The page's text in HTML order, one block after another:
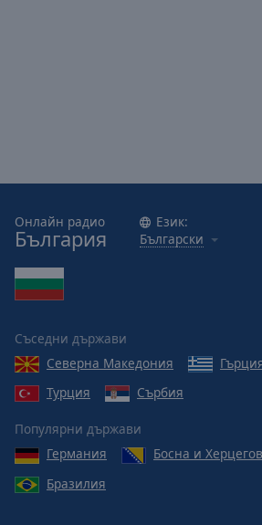
Онлайн радио
България
Език:
Български
Съседни държави
Северна Македония
Турция
Сърбия
Популярни държави
Германия
Босна и
Бразилия